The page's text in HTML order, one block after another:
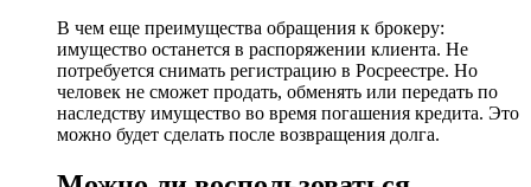
В чем еще преимущества обращения к брокеру:
имущество останется в распоряжении клиента. Не
потребуется снимать регистрацию в Росреестре. Но
человек не сможет продать, обменять или передать по
наследству имущество во время погашения кредита. Это
можно будет сделать после возвращения долга.